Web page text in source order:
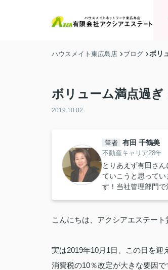
ハウスメイト東広島店 ブログ ボリ
ボリューム満点過ぎ
2019.10.02
筆者 有田 千鶴美
不動産キャリア28年
とりあえず有田さ
ていこうと思って
す！当社管理部門で
こんにちは、アクシアエステート
実は2019年10月1日、この日を迎
消費税の10％改定が大きな要因